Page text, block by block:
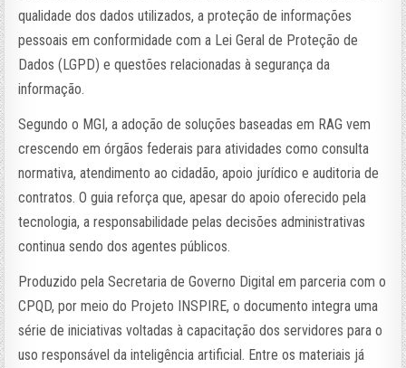
qualidade dos dados utilizados, a proteção de informações
pessoais em conformidade com a Lei Geral de Proteção de
Dados (LGPD) e questões relacionadas à segurança da
informação.
Segundo o MGI, a adoção de soluções baseadas em RAG vem
crescendo em órgãos federais para atividades como consulta
normativa, atendimento ao cidadão, apoio jurídico e auditoria de
contratos. O guia reforça que, apesar do apoio oferecido pela
tecnologia, a responsabilidade pelas decisões administrativas
continua sendo dos agentes públicos.
Produzido pela Secretaria de Governo Digital em parceria com o
CPQD, por meio do Projeto INSPIRE, o documento integra uma
série de iniciativas voltadas à capacitação dos servidores para o
uso responsável da inteligência artificial. Entre os materiais já